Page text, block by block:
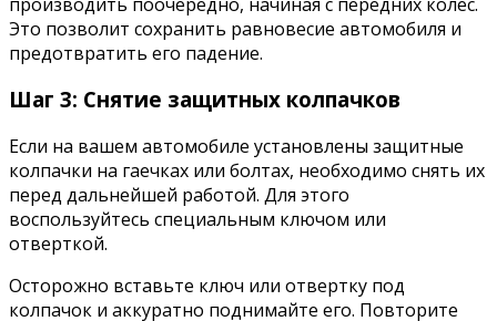
Это позволит сохранить равновесие автомобиля и
предотвратить его падение.
Шаг 3: Снятие защитных колпачков
Если на вашем автомобиле установлены защитные
колпачки на гаечках или болтах, необходимо снять их
перед дальнейшей работой. Для этого
воспользуйтесь специальным ключом или
отверткой.
Осторожно вставьте ключ или отвертку под
колпачок и аккуратно поднимайте его. Повторите